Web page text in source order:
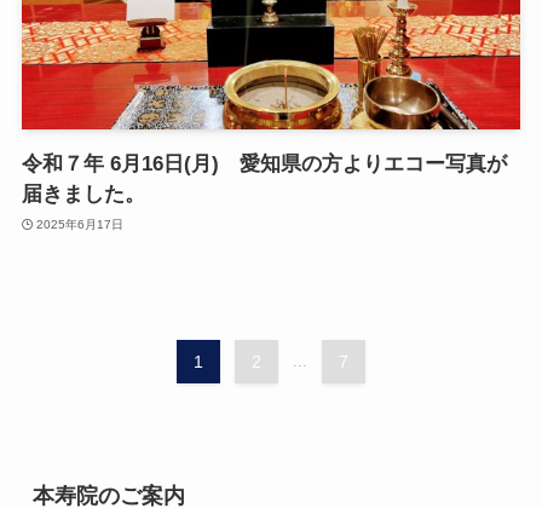
令和７年 6月16日(月) 愛知県の方よりエコー写真が
届きました。
2025年6月17日
1 2 ... 7
本寿院のご案内